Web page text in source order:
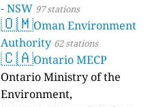
- NSW 97 stations
🇴🇲Oman Environment
Authority 62 stations
🇨🇦Ontario MECP
Ontario Ministry of the
Environment,